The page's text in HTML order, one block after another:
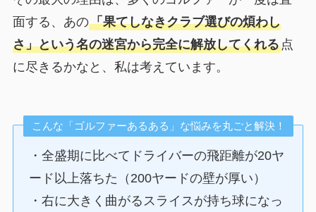
面する、あの「果てしなきクラブ選びの煩わし
さ」という名の迷宮から完全に解放してくれる点
に尽きるかなと、私は考えています。
こんな「ゴルファーあるある」な悩みを丸ごと解決！
・全盛期に比べてドライバーの飛距離が20ヤ
ード以上落ちた（200ヤードの壁が厚い）
・右に大きく曲がるスライスが持ち球になっ